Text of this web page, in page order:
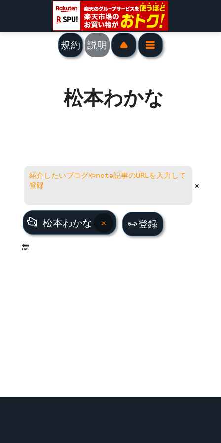
規約 説明
松本わかな
×
📂 松本わかな
× ✏️登録
🔚